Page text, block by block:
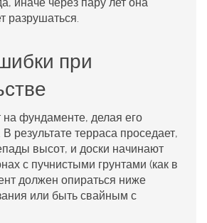
разрушаться.
при
на фундаменте, делая его
результате терраса проседает,
высот, и доски начинают
с пучнистыми грунтами (как в
должен опираться ниже
или быть свайным с